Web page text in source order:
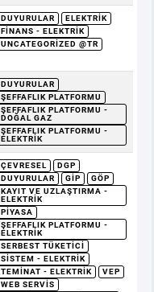
DUYURULAR
ELEKTRIK
FINANS - ELEKTRIK
UNCATEGORIZED @TR
DUYURULAR
ŞEFFAFLIK PLATFORMU
ŞEFFAFLIK PLATFORMU -
DOĞAL GAZ
ŞEFFAFLIK PLATFORMU -
ELEKTRIK
ÇEVRESEL
DGP
DUYURULAR
GİP
GÖP
KAYIT VE UZLAŞTIRMA -
ELEKTRIK
PIYASA
ŞEFFAFLIK PLATFORMU -
ELEKTRIK
SERBEST TÜKETICI
SISTEM - ELEKTRIK
TEMINAT - ELEKTRIK
VEP
WEB SERVIS